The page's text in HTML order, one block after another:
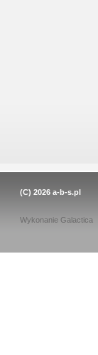
(C) 2026 a-b-s.pl
Wykonanie Galactica